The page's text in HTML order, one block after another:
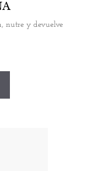
nutre y devuelve